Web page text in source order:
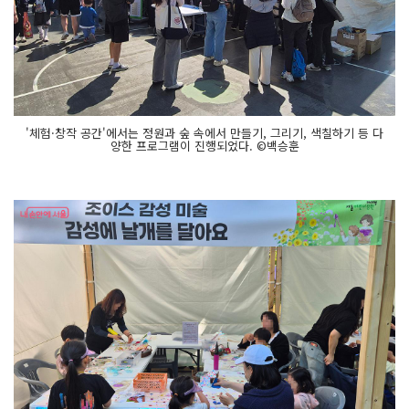
'체험·창작 공간'에서는 정원과 숲 속에서 만들기, 그리기, 색칠하기 등 다
양한 프로그램이 진행되었다. ©백승훈